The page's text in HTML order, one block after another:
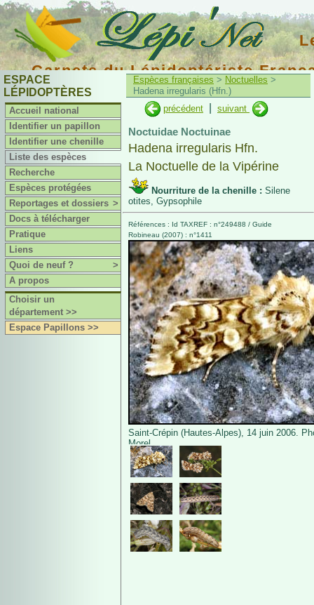
Carnets du Lépidoptériste
ESPACE
LÉPIDOPTÈRES
Accueil national
Identifier un papillon
Identifier une chenille
Liste des espèces
Recherche
Espèces protégées
Reportages et dossiers >
Docs à télécharger
Pratique
Liens
Quoi de neuf ?
>
A propos
Choisir un
département >>
Espace Papillons >>
Espèces françaises > Noctuelles >
Hadena irregularis (Hfn.)
précédent
suivant
Noctuidae Noctuinae
Hadena irregularis Hfn.
La Noctuelle de la Vipérine
Nourriture de la chenille : Silene
otites, Gypsophile
Références : Id TAXREF : n°249488 / Guide
Robineau (2007) : n°1411
Saint-Crépin (Hautes-Alpes), 14 juin 2006.
Morel.